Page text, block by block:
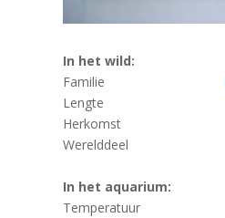
In het wild:
Familie
Lengte
Herkomst
Werelddeel
In het aquarium:
Temperatuur